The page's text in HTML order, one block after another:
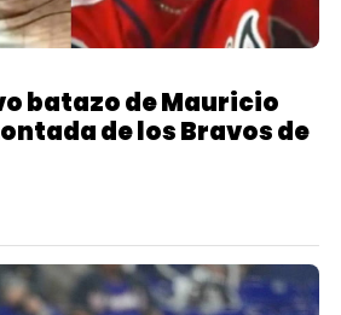
batazo de Mauricio
de los Bravos de